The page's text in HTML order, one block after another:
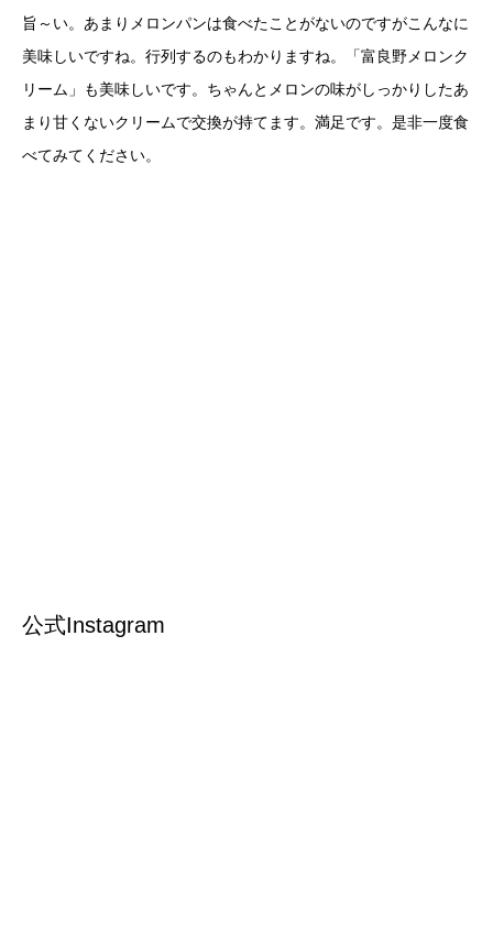
旨～い。あまりメロンパンは食べたことがないのですがこんなに
美味しいですね。行列するのもわかりますね。「富良野メロンク
リーム」も美味しいです。ちゃんとメロンの味がしっかりしたあ
まり甘くないクリームで交換が持てます。満足です。是非一度食
べてみてください。
公式Instagram